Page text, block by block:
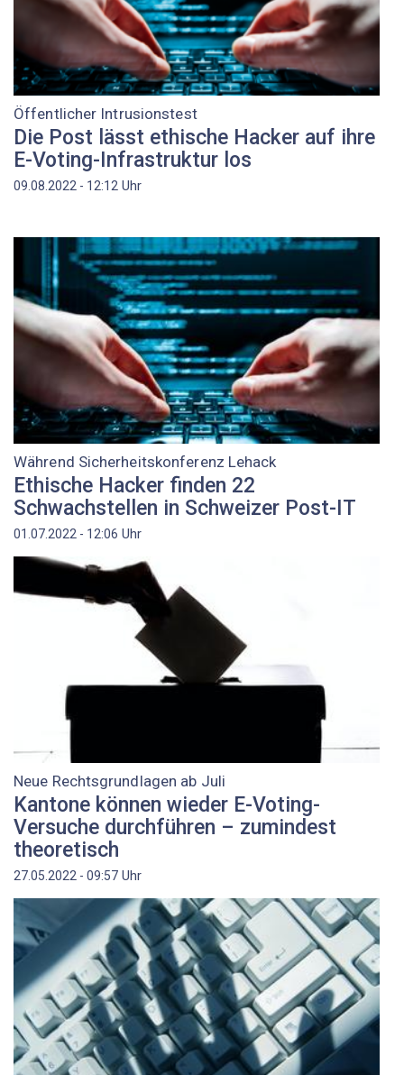
Öffentlicher Intrusionstest
Die Post lässt ethische Hacker auf ihre
E-Voting-Infrastruktur los
09.08.2022 - 12:12 Uhr
Während Sicherheitskonferenz Lehack
Ethische Hacker finden 22
Schwachstellen in Schweizer Post-IT
01.07.2022 - 12:06 Uhr
Neue Rechtsgrundlagen ab Juli
Kantone können wieder E-Voting-
Versuche durchführen – zumindest
theoretisch
27.05.2022 - 09:57 Uhr